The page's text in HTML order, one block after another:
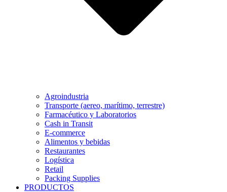
Agroindustria
Transporte (aereo, marítimo, terrestre)
Farmacéutico y Laboratorios
Cash in Transit
E-commerce
Alimentos y bebidas
Restaurantes
Logística
Retail
Packing Supplies
PRODUCTOS